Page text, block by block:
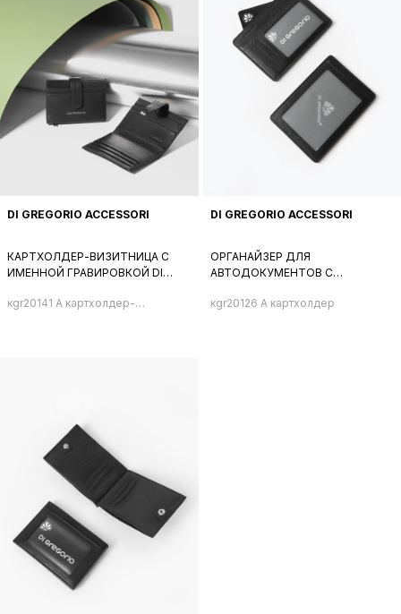
DI GREGORIO ACCESSORI
КАРТХОЛДЕР-ВИЗИТНИЦА С
ИМЕННОЙ ГРАВИРОВКОЙ DI
кgr20141 A картхолдер-
DI GREGORIO ACCESSORI
ОРГАНАЙЗЕР ДЛЯ
АВТОДОКУМЕНТОВ С
ЧЕРНОГО ЦВЕТА
кgr20126 A картхолдер